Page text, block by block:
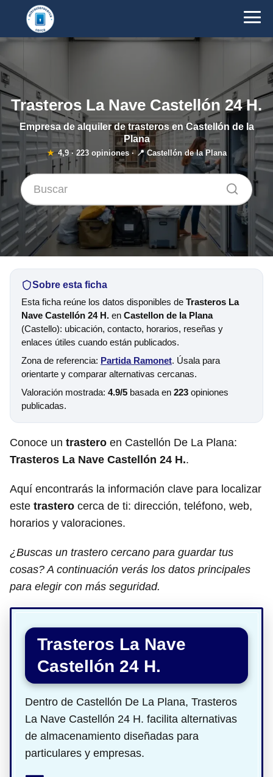
Trasteros La Nave Castellón 24 H.
Empresa de alquiler de trasteros en Castellón de la
Plana
★ 4,9· 223opiniones · 📍 Castellón de la Plana
Sobre esta ficha
Esta ficha reúne los datos disponibles de Trasteros La
Nave Castellón 24 H. en Castellon de la Plana
(Castello): ubicación, contacto, horarios, reseñas y
enlaces útiles cuando están publicados.
Zona de referencia: Partida Ramonet. Úsala para
orientarte y comparar alternativas cercanas.
Valoración mostrada: 4.9/5 basada en 223 opiniones
publicadas.
Conoce un trastero en Castellón De La Plana:
Trasteros La Nave Castellón 24 H..
Aquí encontrarás la información clave para localizar
este trastero cerca de ti: dirección, teléfono, web,
horarios y valoraciones.
¿Buscas un trastero cercano para guardar tus
cosas? A continuación verás los datos principales
para elegir con más seguridad.
Trasteros La Nave
Castellón 24 H.
Dentro de Castellón De La Plana, Trasteros
La Nave Castellón 24 H. facilita alternativas
de almacenamiento diseñadas para
particulares y empresas.